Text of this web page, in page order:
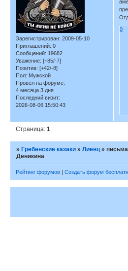
Зарегистрирован: 2009-05-10
Приглашений: 0
Сообщений: 19682
Уважение: [+85/-7]
Позитив: [+42/-8]
Пол: Мужской
Провел на форуме:
4 месяца 3 дня
Последний визит:
2026-08-06 15:50:43
0
Страница:1
» Гребенские казаки »Лиенц »
Деникина
Рейтинг форумов | Создать форум